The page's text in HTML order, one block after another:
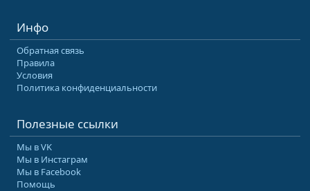
Инфо
Обратная связь
Правила
Условия
Политика конфиденциальности
Полезные ссылки
Мы в VK
Мы в Инстаграм
Мы в Facebook
Помощь